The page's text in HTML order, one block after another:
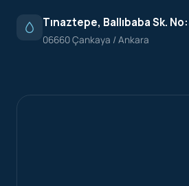
Tınaztepe, Ballıbaba Sk.
06660 Çankaya / Ankara